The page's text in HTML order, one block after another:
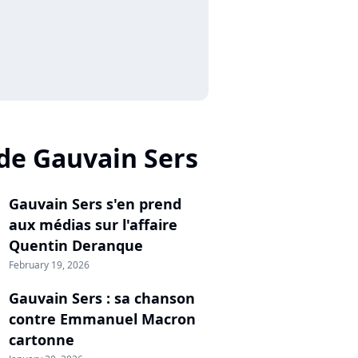
Gauvain Sers
Gauvain Sers s'en prend
aux médias sur l'affaire
Quentin Deranque
February 19, 2026
Gauvain Sers : sa chanson
contre Emmanuel Macron
cartonne